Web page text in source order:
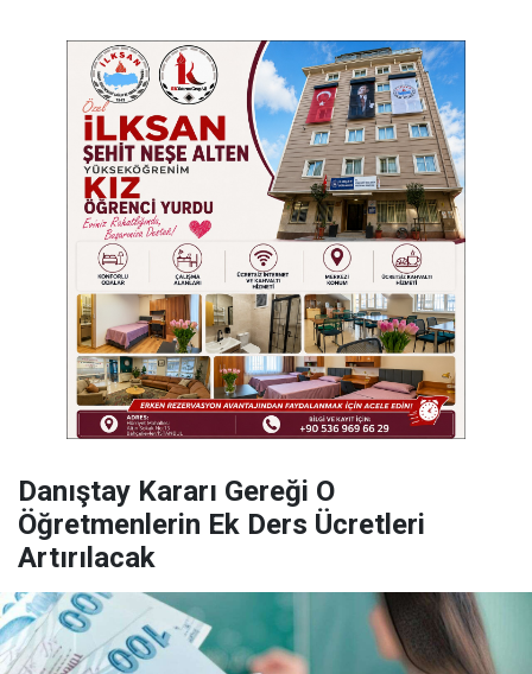
Danıştay Kararı Gereği O
Öğretmenlerin Ek Ders Ücretleri
Artırılacak